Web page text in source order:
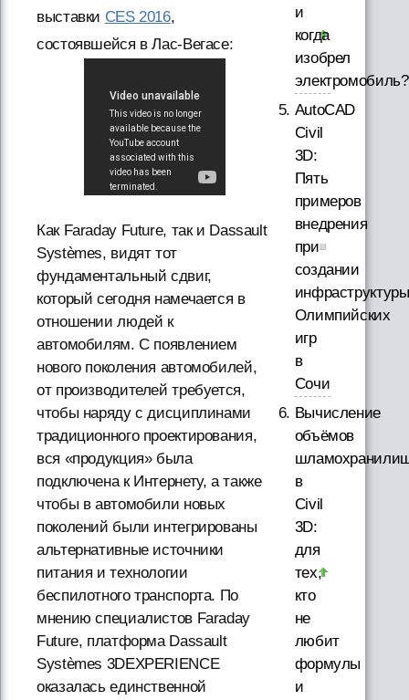
выставки CES 2016,
состоявшейся в Лас-Вегасе:
Как Faraday Future, так и Dassault
Systèmes, видят тот
фундаментальный сдвиг,
который сегодня намечается в
отношении людей к
автомобилям. С появлением
нового поколения автомобилей,
от производителей требуется,
чтобы наряду с дисциплинами
традиционного проектирования,
вся «продукция» была
подключена к Интернету, а также
чтобы в автомобили новых
поколений были интегрированы
альтернативные источники
питания и технологии
беспилотного транспорта. По
мнению специалистов Faraday
Future, платформа Dassault
Systèmes 3DEXPERIENCE
оказалась единственной
и
когда
изобрел
электромобиль?
AutoCAD
Civil
3D:
Пять
примеров
внедрения
при
создании
инфраструктуры
Олимпийских
игр
в
Сочи
Вычисление
объёмов
в
Civil
3D:
для
тех,
кто
не
любит
формулы
и